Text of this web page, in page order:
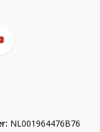
NL001964476B76